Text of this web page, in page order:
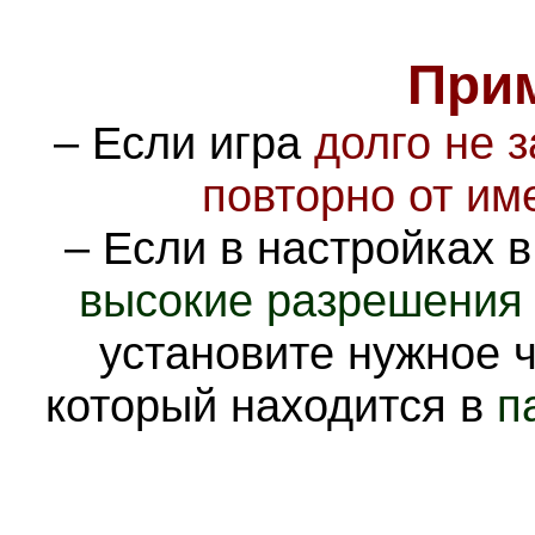
– Если игра долго не
повторно от
– Если в настройках
высокие разрешения
установите нужное
который находится в